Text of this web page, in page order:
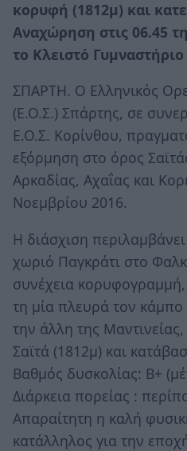
κορυφή (1812μ) και
Αναχώρηση στις 06.45
το Κλειστό
ΣΠΑΡΤΗ. Ο Ελληνικός
(Ε.Ο.Σ.) Σπάρτης, σε
Ε.Ο.Σ. Κορίνθου,
εξόρμηση στο όρος
Αρκαδίας, Αχαΐας και
Νοεμβρίου 2016.
Η διάσχιση
χωριό Παγκράτι στο
συνέχεια
τη μία πλευρά τον
την άλλη της
Σαϊτά (1812μ) και
Βαθμός δυσκολίας: Β+
Διάρκεια πορείας :
Απαραίτητη η καλή
κατάλληλος για την